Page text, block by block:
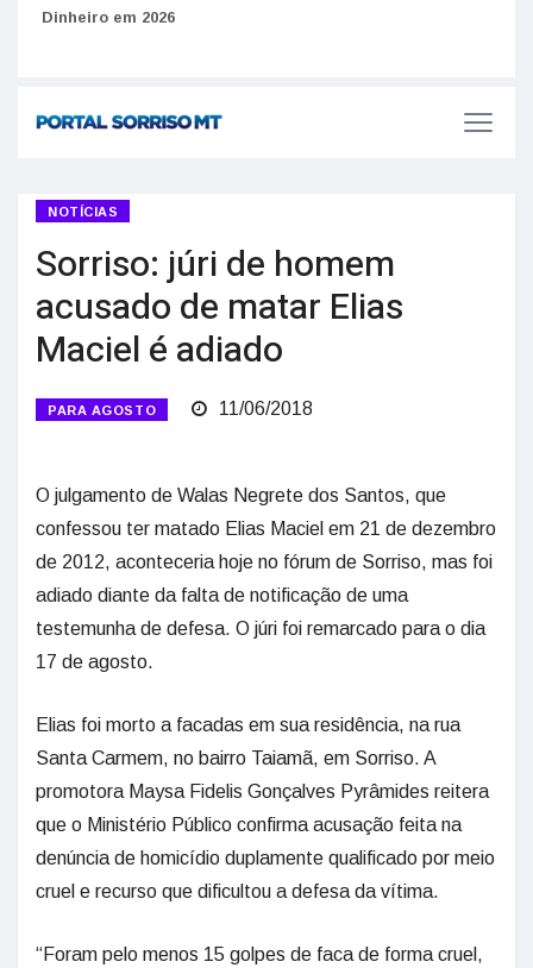
Dinheiro em 2026
NOTÍCIAS
Sorriso: júri de homem
acusado de matar Elias
Maciel é adiado
PARA AGOSTO 11/06/2018
O julgamento de Walas Negrete dos Santos, que
confessou ter matado Elias Maciel em 21 de dezembro
de 2012, aconteceria hoje no fórum de Sorriso, mas foi
adiado diante da falta de notificação de uma
testemunha de defesa. O júri foi remarcado para o dia
17 de agosto.
Elias foi morto a facadas em sua residência, na rua
Santa Carmem, no bairro Taiamã, em Sorriso. A
promotora Maysa Fidelis Gonçalves Pyrâmides reitera
que o Ministério Público confirma acusação feita na
denúncia de homicídio duplamente qualificado por meio
cruel e recurso que dificultou a defesa da vítima.
“Foram pelo menos 15 golpes de faca de forma cruel,